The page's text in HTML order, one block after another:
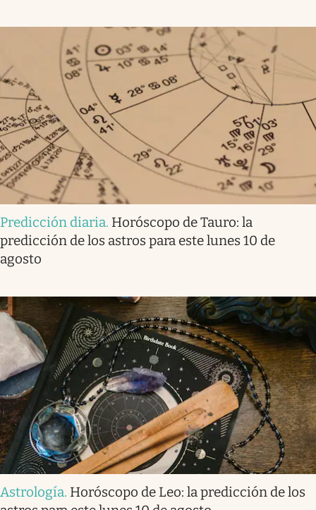
Predicción diaria. Horóscopo de Tauro: la
predicción de los astros para este lunes 10 de
agosto
Astrología. Horóscopo de Leo: la predicción de los